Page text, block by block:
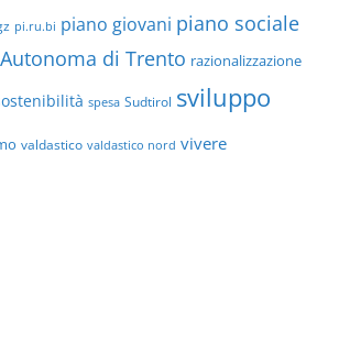
pi.ru.bi piano giovani piano sociale
di Trento razionalizzazione
spesa Sudtirol sviluppo
valdastico valdastico nord vivere